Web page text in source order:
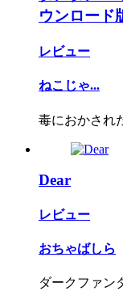
ウンロード
レビュー
ねこじゃ...
毒におかされ
Dear
レビュー
おちゃばしら
ダークファン